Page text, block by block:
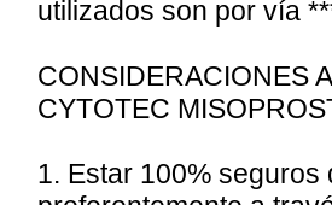
utilizados son por vía
CONSIDERACIONES
CYTOTEC
1. Estar 100%